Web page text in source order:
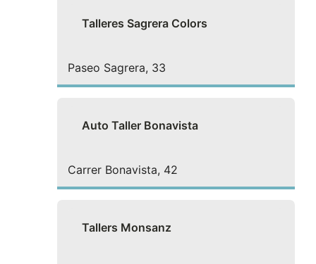
Talleres Sagrera Colors
Paseo Sagrera, 33
Auto Taller Bonavista
Carrer Bonavista, 42
Tallers Monsanz